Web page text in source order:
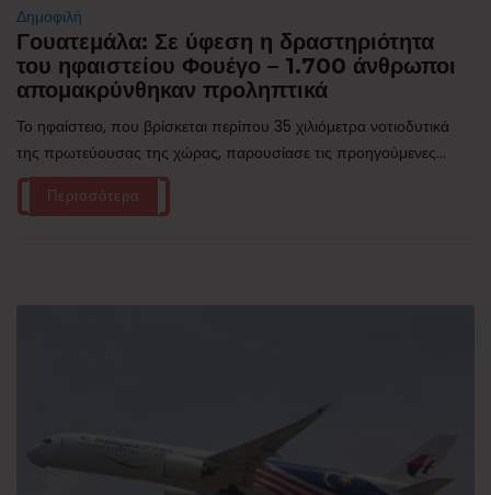
Δημοφιλή
Γουατεμάλα: Σε ύφεση η δραστηριότητα
του ηφαιστείου Φουέγο – 1.700 άνθρωποι
απομακρύνθηκαν προληπτικά
Το ηφαίστειο, που βρίσκεται περίπου 35 χιλιόμετρα νοτιοδυτικά
της πρωτεύουσας της χώρας, παρουσίασε τις προηγούμενες...
Περισσότερα